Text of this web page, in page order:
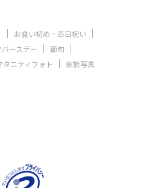
お食い初め・百日祝い
バースデー
節句
タニティフォト 家族写真